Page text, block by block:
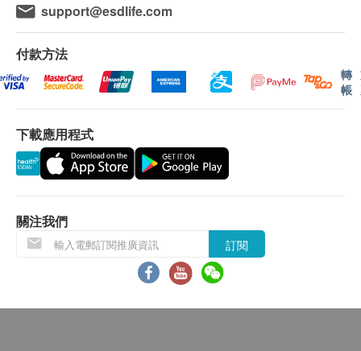
送貨費用:
樽裝蒸餾水 : 客戶每次須訂購最少兩箱8公升/ 12公
升/ 18公升裝蒸餾水方可享有免費送貨服務。
水機 : 享免費送貨服務
直接到達的地點及備有升降機能直接到達或步行不
多於20級樓梯之樓層。
位於無升降機設施的樓層或相應的送貨路程，由第
費及每層每支貨品港幣5元的行政費。
訂購須知
健康網購health.ESDlife只接受在香港的指定送貨
的帳單地址的訂單。
support@esdlife.com
付款方法
轉
帳
下載應用程式
關注我們
訂閱